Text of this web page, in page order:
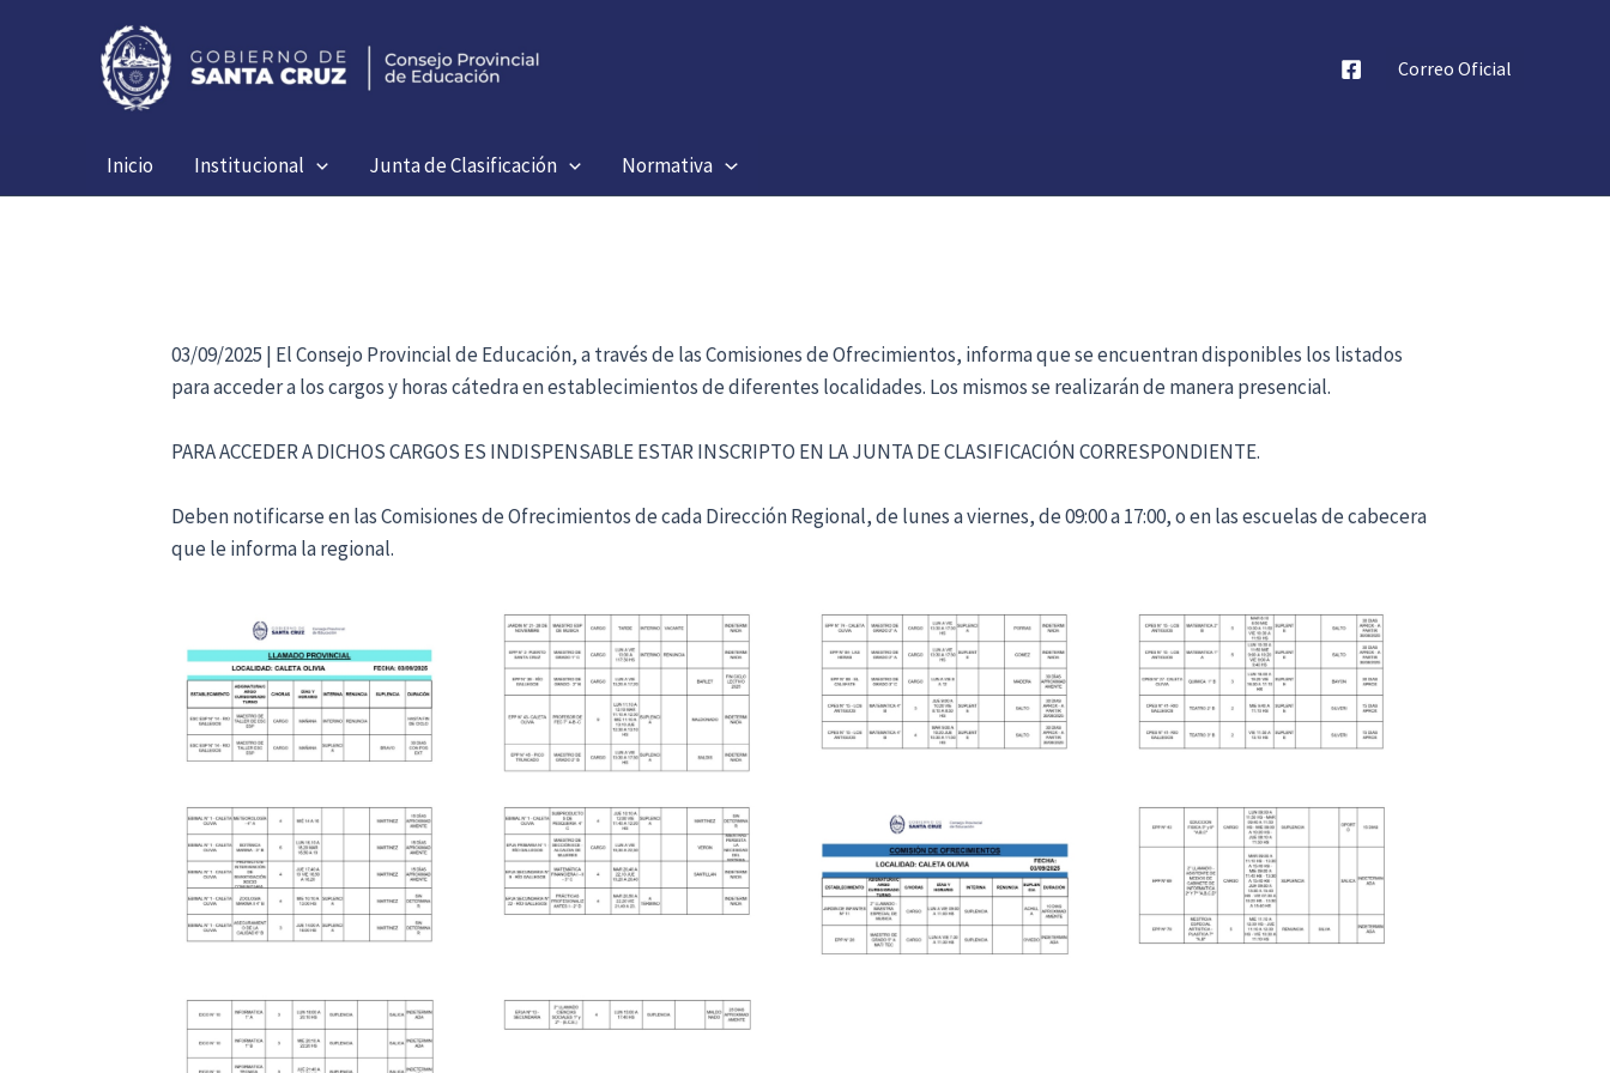
Correo Oficial
Inicio Institucional Junta de Clasificación Normativa
03/09/2025 | El Consejo Provincial de Educación, a través de las Comisiones de Ofrecimientos, informa que se encuentran disponibles los listados
para acceder a los cargos y horas cátedra en establecimientos de diferentes localidades. Los mismos se realizarán de manera presencial.
PARA ACCEDER A DICHOS CARGOS ES INDISPENSABLE ESTAR INSCRIPTO EN LA JUNTA DE CLASIFICACIÓN CORRESPONDIENTE.
Deben notificarse en las Comisiones de Ofrecimientos de cada Dirección Regional, de lunes a viernes, de 09:00 a 17:00, o en las escuelas de cabecera
que le informa la regional.